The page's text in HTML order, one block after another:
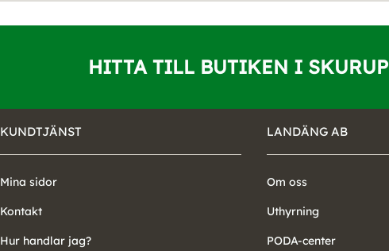
HITTA TILL BUTIKEN I SKURUP
KUNDTJÄNST
Mina sidor
Kontakt
Hur handlar jag?
LANDÄNG AB
Om oss
Uthyrning
PODA-center